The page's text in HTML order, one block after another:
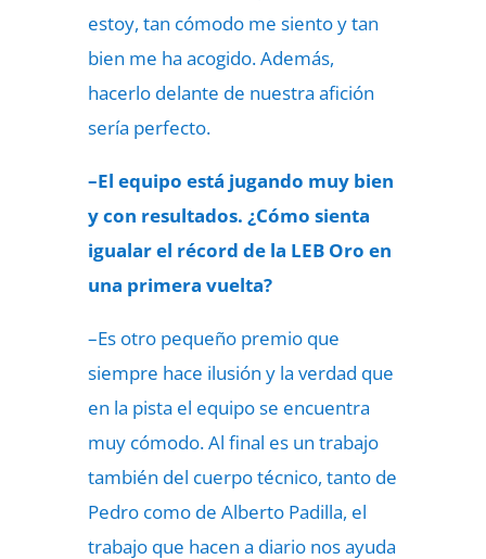
estoy, tan cómodo me siento y tan
bien me ha acogido. Además,
hacerlo delante de nuestra afición
sería perfecto.
–El equipo está jugando muy bien
y con resultados. ¿Cómo sienta
igualar el récord de la LEB Oro en
una primera vuelta?
–Es otro pequeño premio que
siempre hace ilusión y la verdad que
en la pista el equipo se encuentra
muy cómodo. Al final es un trabajo
también del cuerpo técnico, tanto de
Pedro como de Alberto Padilla, el
trabajo que hacen a diario nos ayuda